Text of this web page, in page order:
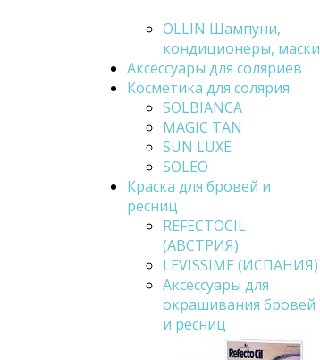
OLLIN Шампуни,
кондиционеры, маски
Аксессуары для соляриев
Косметика для солярия
SOLBIANCA
MAGIC TAN
SUN LUXE
SOLEO
Краска для бровей и
ресниц
REFECTOCIL
(АВСТРИЯ)
LEVISSIME (ИСПАНИЯ)
Аксессуары для
окрашивания бровей
и ресниц